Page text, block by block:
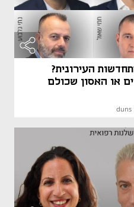
העירונית?
או האסון שכולם